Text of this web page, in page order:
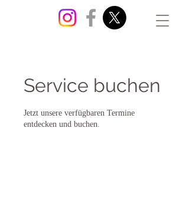
Service buchen
Jetzt unsere verfügbaren Termine
entdecken und buchen.